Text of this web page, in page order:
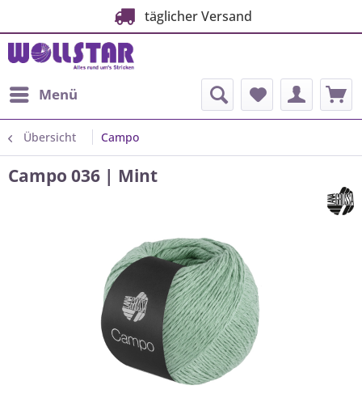
täglicher Versand
Menü
Übersicht Campo
Campo 036 | Mint